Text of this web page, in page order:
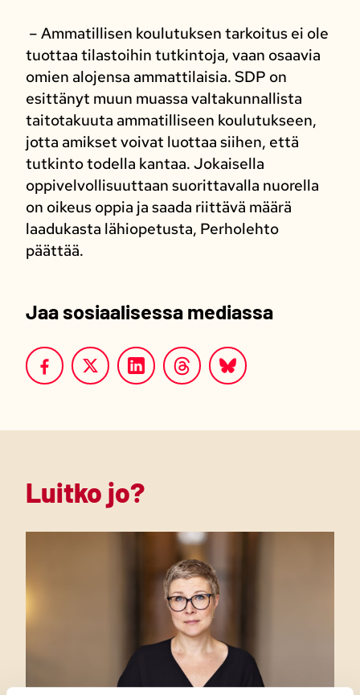
– Ammatillisen koulutuksen tarkoitus ei ole
tuottaa tilastoihin tutkintoja, vaan osaavia
omien alojensa ammattilaisia. SDP on
esittänyt muun muassa valtakunnallista
taitotakuuta ammatilliseen koulutukseen,
jotta amikset voivat luottaa siihen, että
tutkinto todella kantaa. Jokaisella
oppivelvollisuuttaan suorittavalla nuorella
on oikeus oppia ja saada riittävä määrä
laadukasta lähiopetusta, Perholehto
päättää.
Jaa sosiaalisessa mediassa
Luitko jo?